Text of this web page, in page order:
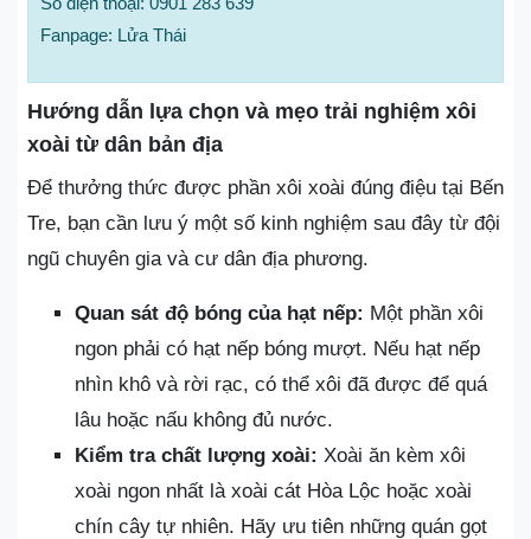
Fanpage: Lửa Thái
Hướng dẫn lựa chọn và mẹo trải nghiệm xôi
xoài từ dân bản địa
Để thưởng thức được phần xôi xoài đúng điệu tại Bến
Tre, bạn cần lưu ý một số kinh nghiệm sau đây từ đội
ngũ chuyên gia và cư dân địa phương.
Quan sát độ bóng của hạt nếp: Một phần xôi
ngon phải có hạt nếp bóng mượt. Nếu hạt nếp
nhìn khô và rời rạc, có thể xôi đã được để quá
lâu hoặc nấu không đủ nước.
Kiểm tra chất lượng xoài: Xoài ăn kèm xôi
xoài ngon nhất là xoài cát Hòa Lộc hoặc xoài
chín cây tự nhiên. Hãy ưu tiên những quán gọt